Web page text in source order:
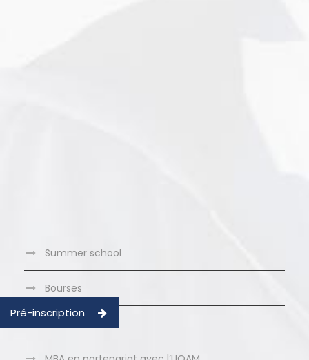
Summer school
Bourses
Clubs LBS
Pré-inscription